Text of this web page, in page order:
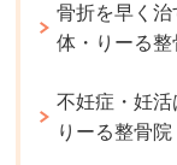
骨折を早く
体・りーる整
不妊症・妊活
りーる整骨院